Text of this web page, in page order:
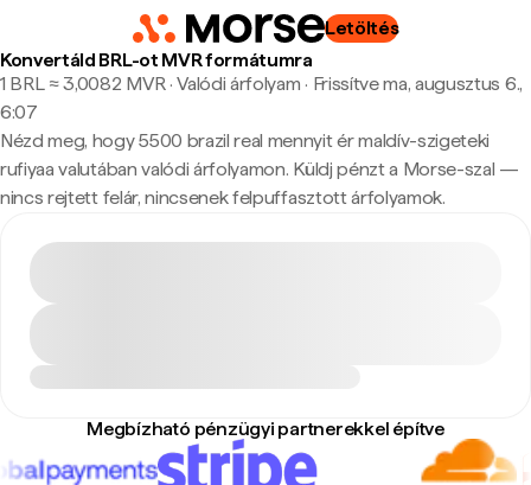
Letöltés
Konvertáld BRL-ot MVR formátumra
1 BRL ≈ 3,0082 MVR · Valódi árfolyam · Frissítve ma, augusztus 6.,
6:07
Nézd meg, hogy 5500 brazil real mennyit ér maldív-szigeteki
rufiyaa valutában valódi árfolyamon. Küldj pénzt a Morse-szal —
nincs rejtett felár, nincsenek felpuffasztott árfolyamok.
Megbízható pénzügyi partnerekkel építve